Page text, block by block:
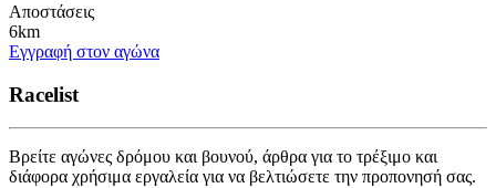
Αποστάσεις
6km
Εγγραφή στον αγώνα
Racelist
Βρείτε αγώνες δρόμου και βουνού, άρθρα για το τρέξιμο και
διάφορα χρήσιμα εργαλεία για να βελτιώσετε την προπονησή σας.